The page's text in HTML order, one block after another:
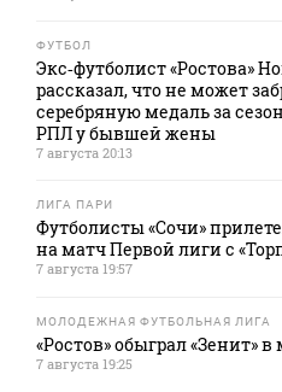
ФУТБОЛ
Экс‑футболист «Ростова»
рассказал, что не может
серебряную медаль за
РПЛ у бывшей жены
7 августа 20:13
ЛИГА ПАРИ
Футболисты «Сочи»
на матч Первой лиги с
7 августа 19:57
МОЛОДЕЖНАЯ ФУТБОЛЬНАЯ ЛИГА
«Ростов» обыграл «Зенит»
7 августа 19:25